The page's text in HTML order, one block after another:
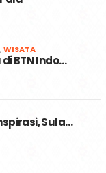
,WISATA
BTN Indo…
Sula…